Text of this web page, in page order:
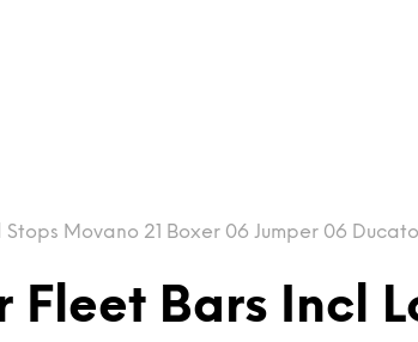
Movano 21 Boxer 06 Jumper 06
Bars Incl